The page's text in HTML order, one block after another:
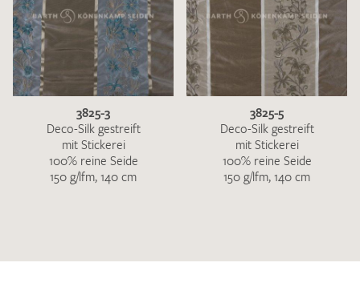
MUSTERANFRAGE SENDEN
3825-3
Deco-Silk gestreift
mit Stickerei
100% reine Seide
150 g/lfm, 140 cm
3825-5
Deco-Silk gestreift
mit Stickerei
100% reine Seide
150 g/lfm, 140 cm